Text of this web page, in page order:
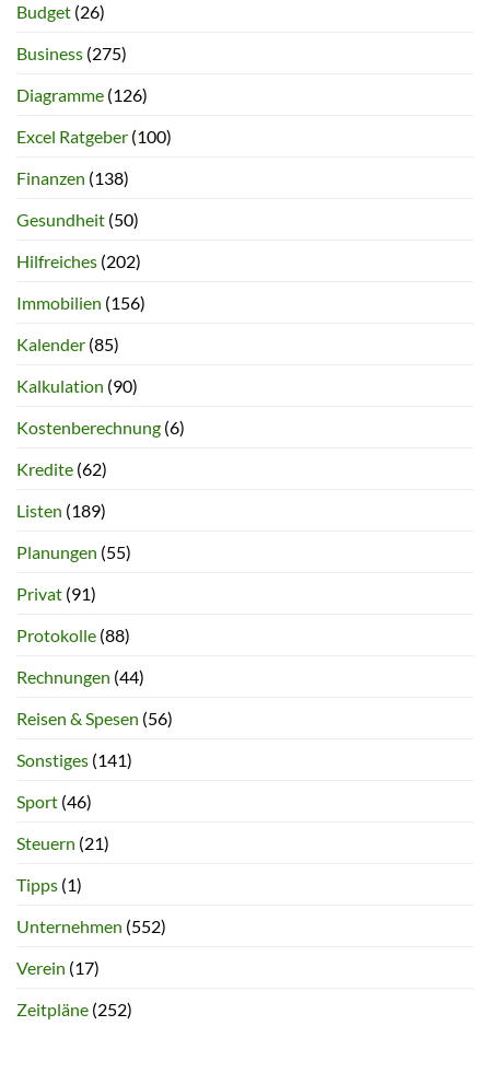
Budget (26)
Business (275)
Diagramme (126)
Excel Ratgeber (100)
Finanzen (138)
Gesundheit (50)
Hilfreiches (202)
Immobilien (156)
Kalender (85)
Kalkulation (90)
Kostenberechnung (6)
Kredite (62)
Listen (189)
Planungen (55)
Privat (91)
Protokolle (88)
Rechnungen (44)
Reisen & Spesen (56)
Sonstiges (141)
Sport (46)
Steuern (21)
Tipps (1)
Unternehmen (552)
Verein (17)
Zeitpläne (252)